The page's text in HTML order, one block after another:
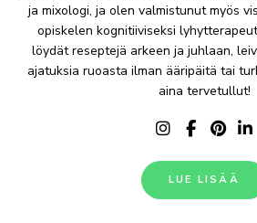
ja mixologi, ja olen valmistunut myös
opiskelen kognitiiviseksi
löydät reseptejä arkeen ja juhlaan,
ajatuksia ruoasta ilman ääripäitä tai
aina tervetullut!
LUE LISÄÄ